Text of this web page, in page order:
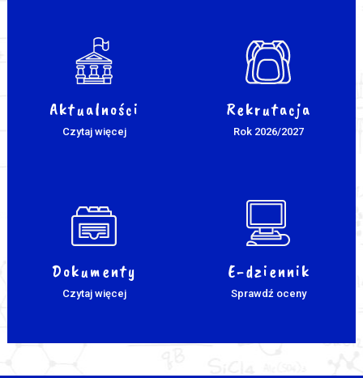
Aktualności
Czytaj więcej
Rekrutacja
Rok 2026/2027
Dokumenty
Czytaj więcej
E-dziennik
Sprawdź oceny